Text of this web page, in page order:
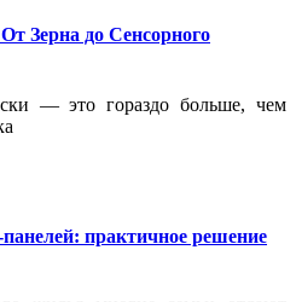
Зерна до Сенсорного
— это гораздо больше, чем
практичное решение